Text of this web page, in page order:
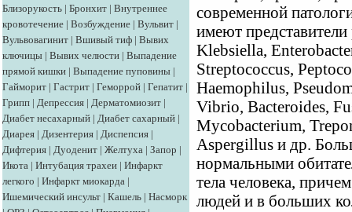
Близорукость | Бронхит | Внутреннее
кровотечение | Возбуждение | Вульвит |
Вульвовагинит | Вшивый тиф | Вывих
ключицы | Вывих челюсти | Выпадение
прямой кишки | Выпадение пуповины |
Гайморит | Гастрит | Геморрой | Гепатит |
Грипп | Депрессия | Дерматомиозит |
Диабет несахарный | Диабет сахарный |
Диарея | Дизентерия | Диспепсия |
Дифтерия | Дуоденит | Желтуха | Запор |
Икота | Интубация трахеи | Инфаркт
легкого | Инфаркт миокарда |
Ишемический инсульт | Кашель | Насморк
современной
имеют
Klebsiella,
Streptococcus,
Haemophilus,
Vibrio, Bacteroides,
Mycobacterium,
Aspergillus и др.
нормальными
тела человека,
людей и в больших